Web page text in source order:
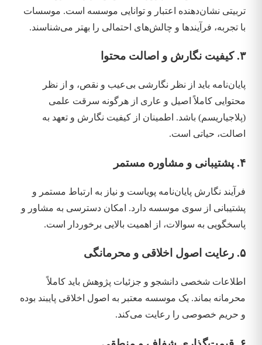
تربیتی نشان‌دهنده اعتبار و توانایی موسسه است. موسسات
با تجربه، فرآیندها و چالش‌های احتمالی را بهتر می‌شناسند.
۳. کیفیت نگارش و اصالت محتوا
پایان‌نامه باید از نظر نگارشی بی‌عیب و نقص، و از نظر
محتوایی کاملاً اصیل و عاری از هرگونه سرقت علمی
(پلاجیاریسم) باشد. اطمینان از کیفیت نگارش و تعهد به
اصالت، حیاتی است.
۴. پشتیبانی و مشاوره مستمر
فرآیند نگارش پایان‌نامه پویاست و نیاز به ارتباط مستمر و
پشتیبانی از سوی موسسه دارد. امکان دسترسی به مشاور و
پاسخگویی به سوالات، از اهمیت بالایی برخوردار است.
۵. رعایت اصول اخلاقی و محرمانگی
اطلاعات شخصی دانشجو و جزئیات پژوهش باید کاملاً
محرمانه بماند. یک موسسه معتبر به اصول اخلاقی پایبند بوده
و حریم خصوصی را رعایت می‌کند.